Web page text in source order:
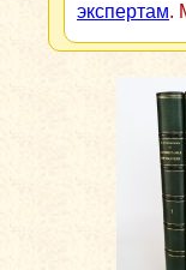
экспертам.